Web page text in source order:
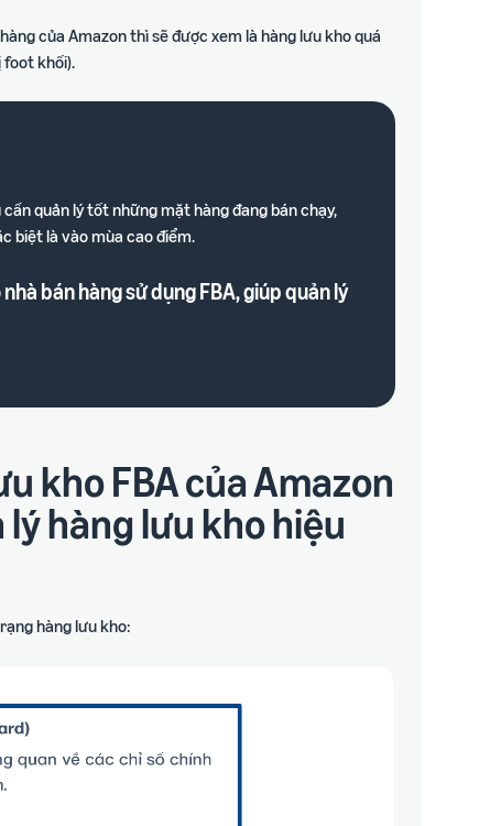
của Amazon thì sẽ được xem là hàng lưu kho quá
foot khối).
quản lý tốt những mặt hàng đang bán chạy,
biệt là vào mùa cao điểm.
bán hàng sử dụng FBA, giúp quản lý
kho FBA của Amazon
hàng lưu kho hiệu
hàng lưu kho: